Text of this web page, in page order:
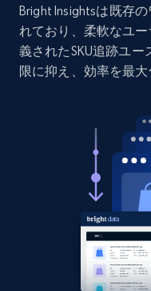
price, and more.
1.9K+
Etsy - Collect
specified keywords
URL, Product id,
Reviews count
price, and more.
Bright Insightsは既存
れており、柔軟なユ
義されたSKU追跡ユ
限に抑え、効率を最大